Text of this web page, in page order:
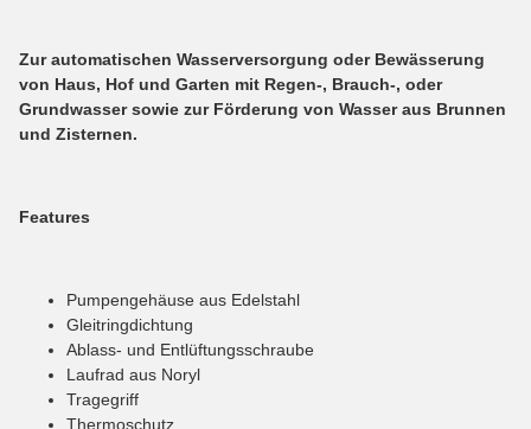
Zur automatischen Wasserversorgung oder Bewässerung
von Haus, Hof und Garten mit Regen-, Brauch-, oder
Grundwasser sowie zur Förderung von Wasser aus Brunnen
und Zisternen.
Features
Pumpengehäuse aus Edelstahl
Gleitringdichtung
Ablass- und Entlüftungsschraube
Laufrad aus Noryl
Tragegriff
Thermoschutz